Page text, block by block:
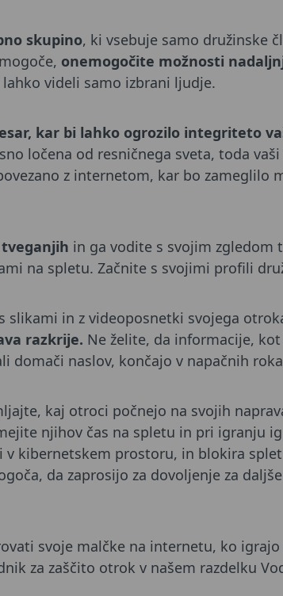
skupino, ki vsebuje samo družinske
onemogočite možnosti
videli samo izbrani ljudje.
kar bi lahko ogrozilo integriteto
ločena od resničnega sveta, toda
z internetom, kar bo zameglilo
in ga vodite s svojim zgledom
na spletu. Začnite s svojimi profili
slikami in z videoposnetki svojega
razkrije. Ne želite, da informacije,
domači naslov, končajo v napačnih
kaj otroci počnejo na svojih
njihov čas na spletu in pri igranju
kibernetskem prostoru, in blokira
da zaprosijo za dovoljenje za
svoje malčke na internetu, ko
za zaščito otrok v našem razdelku